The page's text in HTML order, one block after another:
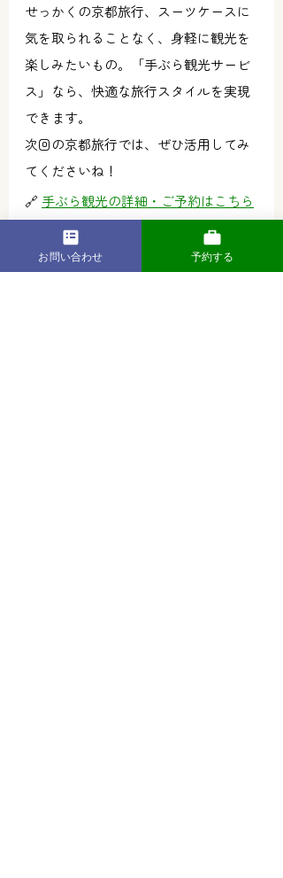
せっかくの京都旅行、スーツケースに
気を取られることなく、身軽に観光を
楽しみたいもの。「手ぶら観光サービ
ス」なら、快適な旅行スタイルを実現
できます。
次回の京都旅行では、ぜひ活用してみ
てくださいね！
🔗 手ぶら観光の詳細・ご予約はこちら
お問い合わせ 予約する